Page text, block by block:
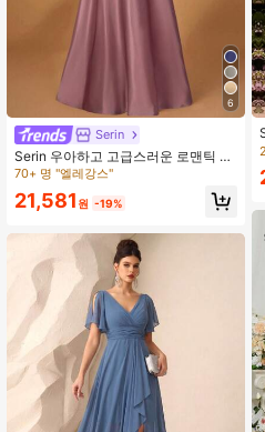
469K 팔로워
4.93 469K 팔로워
4.93
4.93 469K 팔로워
6
Serin
Serin 우아하고 고급스러운 로맨틱 메
쉬 패치워크 새틴 플리츠 비즈 장식 조
레스, 이브닝 파티, 데이트, 휴가, 무도
니, 발렌타인데이에 적합
70+ 명 "엘레강스"
21,581 원 -19%